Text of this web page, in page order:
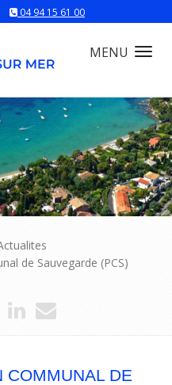
04 94 15 61 00
MENU
de Sauvegarde (PCS)
COMMUNAL DE